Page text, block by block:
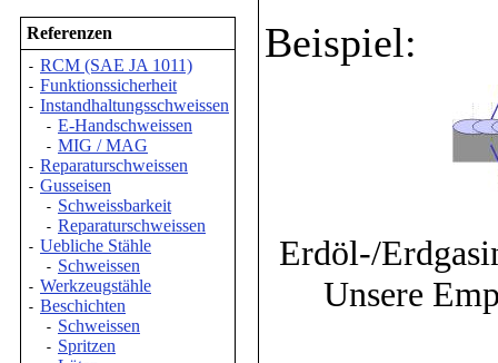
Referenzen
- RCM (SAE JA 1011)
- Funktionssicherheit
- Instandhaltungsschweissen
- E-Handschweissen
- MIG / MAG
- Reparaturschweissen
- Gusseisen
- Schweissbarkeit
- Reparaturschweissen
- Uebliche Stähle
- Schweissen
- Werkzeugstähle
- Beschichten
- Schweissen
- Spritzen
Beispiel:
Erdöl-/
Unsere